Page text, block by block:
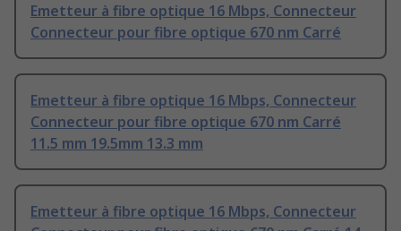
Emetteur à fibre optique 16 Mbps, Connecteur
Connecteur pour fibre optique 670 nm Carré
Emetteur à fibre optique 16 Mbps, Connecteur
Connecteur pour fibre optique 670 nm Carré
11.5 mm 19.5mm 13.3 mm
Emetteur à fibre optique 16 Mbps, Connecteur